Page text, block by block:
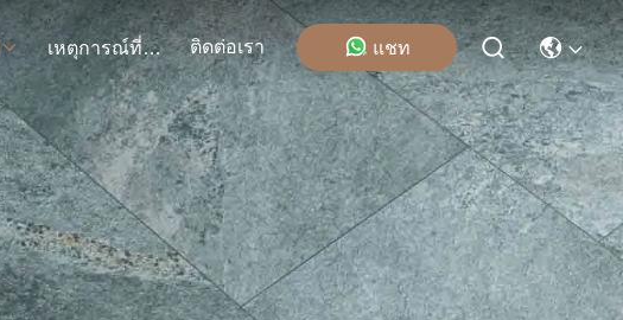
เหตุการณ์ที่เกิดขึ้น ติดต่อเรา แชท